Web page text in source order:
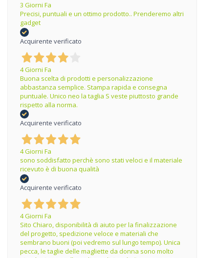
3 Giorni Fa
Precisi, puntuali e un ottimo prodotto.. Prenderemo altri
gadget
Acquirente verificato
4 Giorni Fa
Buona scelta di prodotti e personalizzazione
abbastanza semplice. Stampa rapida e consegna
puntuale. Unico neo la taglia S veste piuttosto grande
rispetto alla norma.
Acquirente verificato
4 Giorni Fa
sono soddisfatto perchè sono stati veloci e il materiale
ricevuto è di buona qualità
Acquirente verificato
4 Giorni Fa
Sito Chiaro, disponibilità di aiuto per la finalizzazione
del progetto, spedizione veloce e materiali che
sembrano buoni (poi vedremo sul lungo tempo). Unica
pecca, le taglie delle magliette da donna sono molto